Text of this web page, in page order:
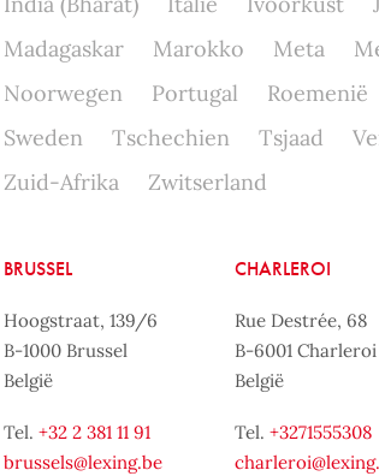
Madagaskar
Marokko Meta
Noorwegen
Portugal Roemenië
Sweden
Tschechien Tsjaad
Zuid-Afrika
Zwitserland
BRUSSEL
Hoogstraat, 139/6
B-1000 Brussel
België
Tel. +32 2 381 11 91
brussels@lexing.be
CHARLEROI
Rue Destrée, 68
B-6001 Charleroi
België
Tel.+3271555308